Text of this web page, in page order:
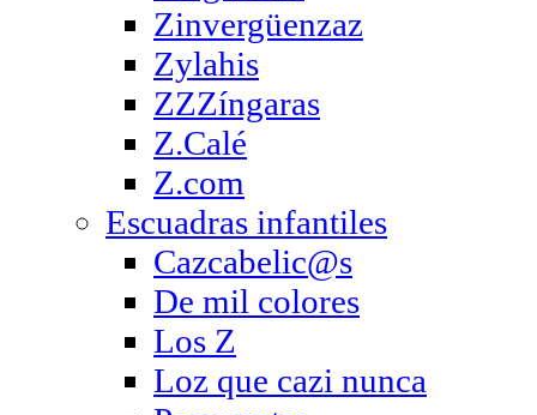
Zinvergüenzaz
Zylahis
ZZZíngaras
Z.Calé
Z.com
Escuadras infantiles
Cazcabelic@s
De mil colores
Los Z
Loz que cazi nunca